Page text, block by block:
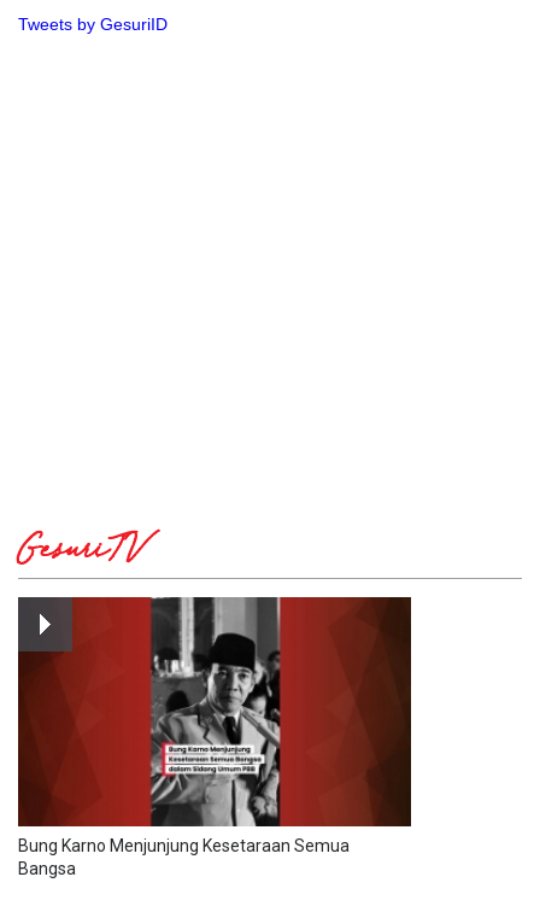
Tweets by GesuriID
GesuriTV
Bung Karno Menjunjung Kesetaraan Semua
Bangsa